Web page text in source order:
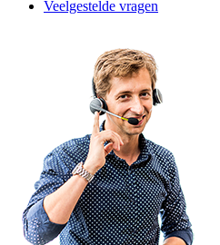
Veelgestelde vragen